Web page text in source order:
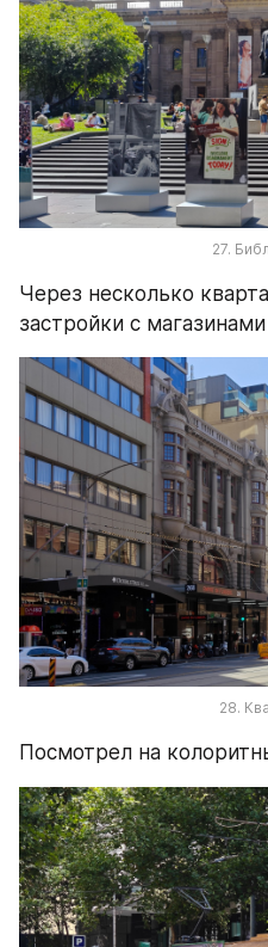
27.
Через несколько
застройки с
28.
Посмотрел на